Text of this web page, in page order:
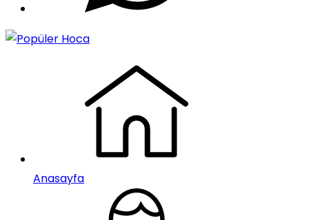
Anasayfa